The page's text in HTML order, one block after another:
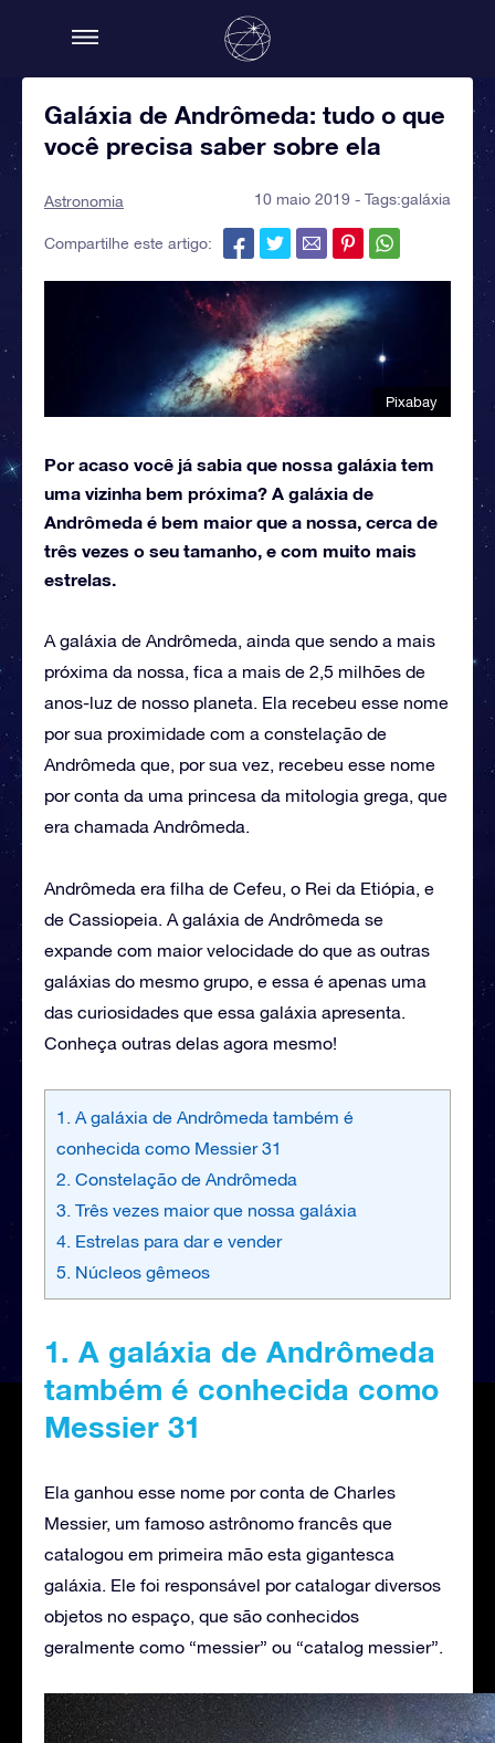
Galáxia de Andrômeda: tudo o que
você precisa saber sobre ela
Astronomia 10 maio 2019 - Tags:galáxia
Compartilhe este artigo:
Pixabay
Por acaso você já sabia que nossa galáxia tem
uma vizinha bem próxima? A galáxia de
Andrômeda é bem maior que a nossa, cerca de
três vezes o seu tamanho, e com muito mais
estrelas.
A galáxia de Andrômeda, ainda que sendo a mais
próxima da nossa, fica a mais de 2,5 milhões de
anos-luz de nosso planeta. Ela recebeu esse nome
por sua proximidade com a constelação de
Andrômeda que, por sua vez, recebeu esse nome
por conta da uma princesa da mitologia grega, que
era chamada Andrômeda.
Andrômeda era filha de Cefeu, o Rei da Etiópia, e
de Cassiopeia. A galáxia de Andrômeda se
expande com maior velocidade do que as outras
galáxias do mesmo grupo, e essa é apenas uma
das curiosidades que essa galáxia apresenta.
Conheça outras delas agora mesmo!
1. A galáxia de Andrômeda também é
conhecida como Messier 31
2. Constelação de Andrômeda
3. Três vezes maior que nossa galáxia
4. Estrelas para dar e vender
5. Núcleos gêmeos
1. A galáxia de Andrômeda
também é conhecida como
Messier 31
Ela ganhou esse nome por conta de Charles
Messier, um famoso astrônomo francês que
catalogou em primeira mão esta gigantesca
galáxia. Ele foi responsável por catalogar diversos
objetos no espaço, que são conhecidos
geralmente como “messier” ou “catalog messier”.